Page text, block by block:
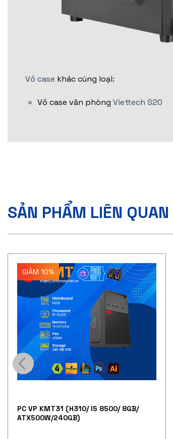
Vỏ case khác cùng loại:
Vỏ case văn phòng Viettech S20
SẢN PHẨM LIÊN QUAN
GIẢM 10%
PC VP KMT31 (H310/ I5 8500/ 8GB/
ATX500W/240GB)